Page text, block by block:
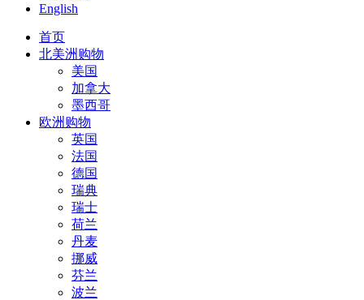
English
首页
北美洲购物
美国
加拿大
墨西哥
欧洲购物
英国
法国
德国
瑞典
瑞士
荷兰
丹麦
挪威
芬兰
波兰